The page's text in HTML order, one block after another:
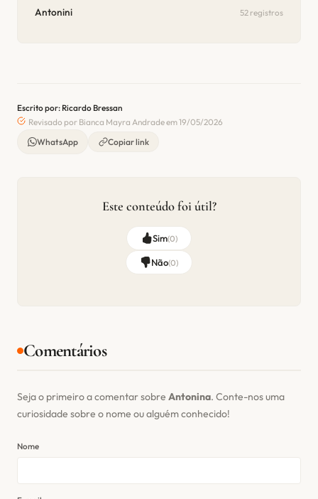
Antonini 52 registros
Escrito por: Ricardo Bressan
Revisado por Bianca Mayra Andrade em 19/05/2026
WhatsApp
Copiar link
Este conteúdo foi útil?
Sim(0)
Não(0)
Comentários
Seja o primeiro a comentar sobre Antonina. Conte-nos uma
curiosidade sobre o nome ou alguém conhecido!
Nome